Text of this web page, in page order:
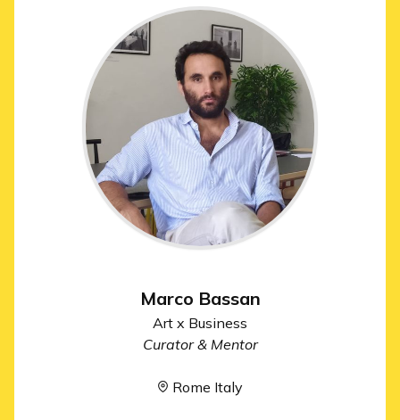
Marco Bassan
Art x Business
Curator & Mentor
Rome Italy